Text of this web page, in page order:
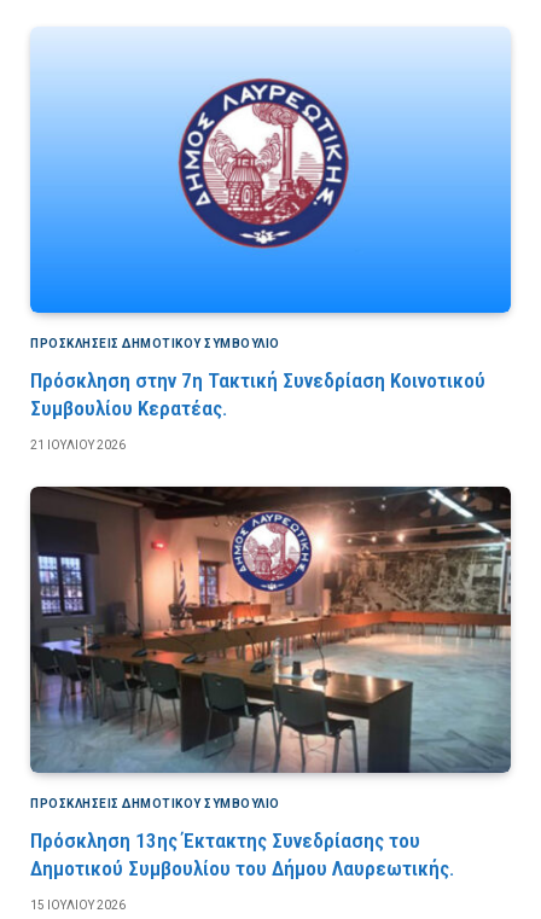
ΠΡΟΣΚΛΉΣΕΙΣ ΔΗΜΟΤΙΚΟΎ ΣΥΜΒΟΎΛΙΟ
Πρόσκληση στην 7η Τακτική Συνεδρίαση Κοινοτικού
Συμβουλίου Κερατέας.
21 ΙΟΥΛΊΟΥ 2026
ΠΡΟΣΚΛΉΣΕΙΣ ΔΗΜΟΤΙΚΟΎ ΣΥΜΒΟΎΛΙΟ
Πρόσκληση 13ης Έκτακτης Συνεδρίασης του
Δημοτικού Συμβουλίου του Δήμου Λαυρεωτικής.
15 ΙΟΥΛΊΟΥ 2026